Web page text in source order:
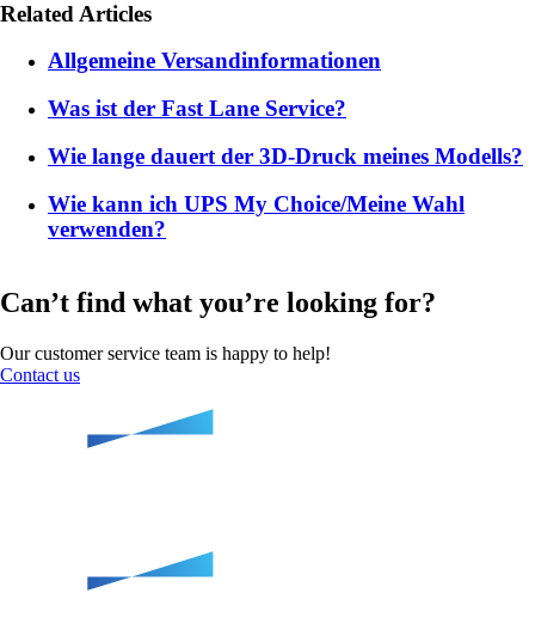
Related Articles
Allgemeine Versandinformationen
Was ist der Fast Lane Service?
Wie lange dauert der 3D-Druck meines Modells?
Wie kann ich UPS My Choice/Meine Wahl
verwenden?
Can’t find what you’re looking for?
Our customer service team is happy to help!
Contact us